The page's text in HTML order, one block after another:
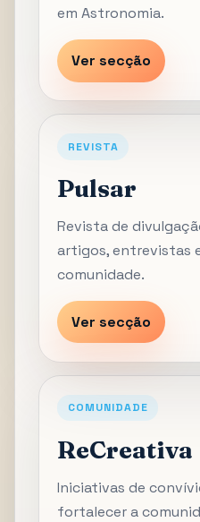
em Astronomia.
Ver secção
REVISTA
Pulsar
Revista de
artigos, entrevistas
comunidade.
Ver secção
COMUNIDADE
ReCreativa
Iniciativas de
fortalecer a